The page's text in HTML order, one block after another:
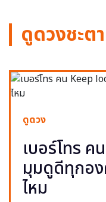
ดูดวงชะตา
ดูดวง
เบอร์โทร ค
มุมดูดีทุกอ
ไหม